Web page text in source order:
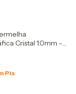
Cristal 1.0mm -
Pix